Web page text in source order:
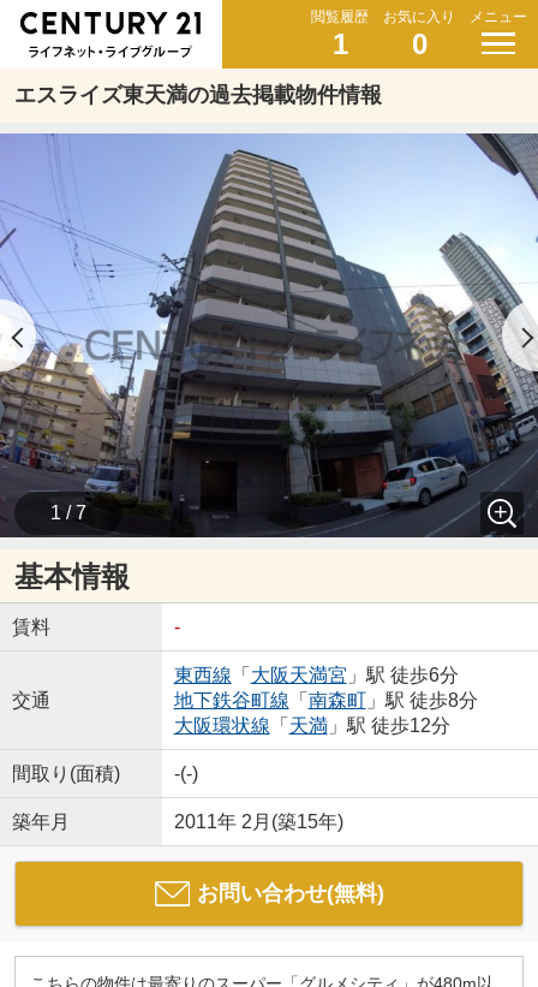
閲覧履歴
1
お気に入り
0
メニュー
エスライズ東天満の過去掲載物件情報
1 / 7
基本情報
賃料 -
交通
東西線 「 大阪天満宮 」駅 徒歩6分
地下鉄谷町線 「 南森町」駅 徒歩8分
大阪環状線 「 天満」駅 徒歩12分
間取り(面積) -(-)
築年月 2011年 2月(築15年)
お問い合わせ(無料)